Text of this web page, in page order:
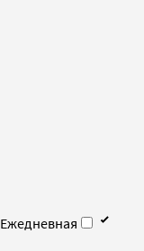
Ежедневная